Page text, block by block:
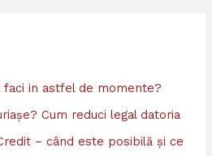
faci in astfel de momente?
Cum reduci legal datoria
– când este posibilă și ce